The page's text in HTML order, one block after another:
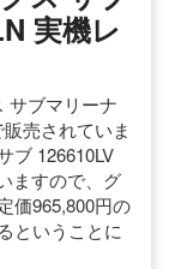
実機レ
サブマリーナ
売されていま
ブ 126610LV
ますので、グ
価965,800円の
ということに